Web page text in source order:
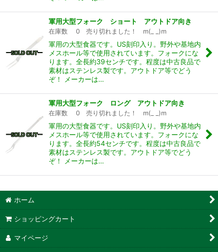
軍用大型フォーク ショート アウトドア向き
在庫数 0 売り切れました！ m(_ _)m
軍用の大型食器です。US刻印入り。野外や基地内
メスホール等で使用されています。フォークにな
ります。全長約39センチです。程度は中古良品で
素材はステンレス製です。アウトドア等でどう
ぞ！ メーカーは…
軍用大型フォーク ロング アウトドア向き
在庫数 0 売り切れました！ m(_ _)m
軍用の大型食器です。US刻印入り。野外や基地内
メスホール等で使用されています。フォークにな
ります。全長約54センチです。程度は中古良品で
素材はステンレス製です。アウトドア等でどう
ぞ！ メーカーは…
ホーム
ショッピングカート
マイページ